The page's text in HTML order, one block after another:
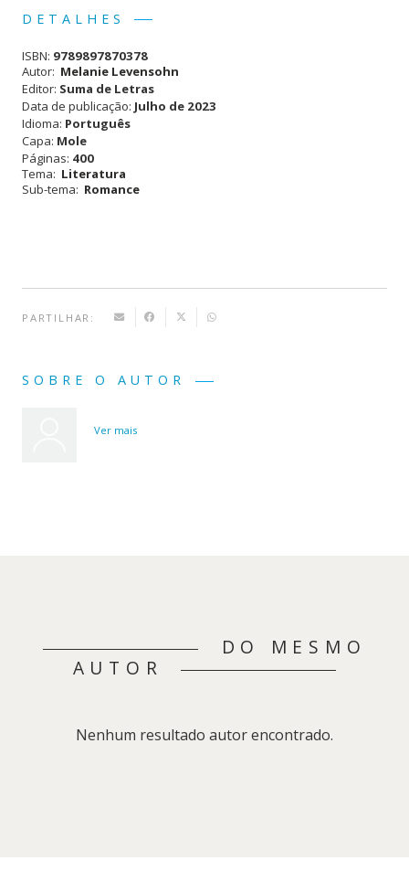
21,55 €.
Judia
em
Paris
DETALHES
ISBN: 9789897870378
Autor: Melanie Levensohn
Editor: Suma de Letras
Data de publicação: Julho de 2023
Idioma: Português
Capa: Mole
Páginas: 400
Tema: Literatura
Sub-tema: Romance
PARTILHAR:
SOBRE O AUTOR
Ver mais
DO MESMO
AUTOR
Nenhum resultado autor encontrado.